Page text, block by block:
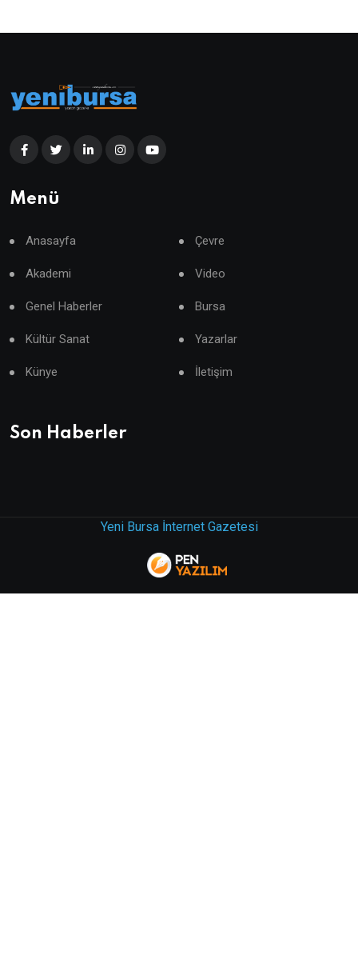
Menü
Anasayfa Çevre
Akademi Video
Genel Haberler Bursa
Kültür Sanat Yazarlar
Künye İletişim
Son Haberler
Yeni Bursa İnternet Gazetesi